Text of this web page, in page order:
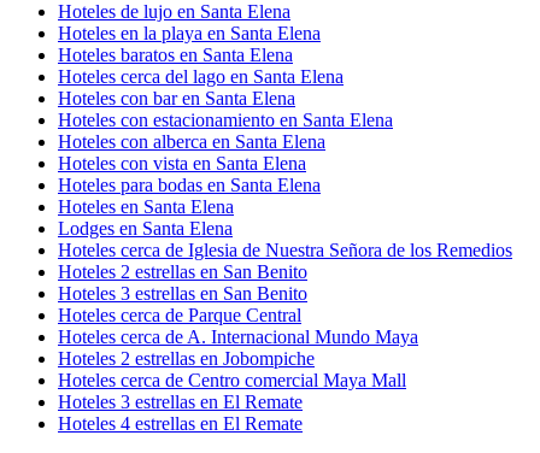
Hoteles de lujo en Santa Elena
Hoteles en la playa en Santa Elena
Hoteles baratos en Santa Elena
Hoteles cerca del lago en Santa Elena
Hoteles con bar en Santa Elena
Hoteles con estacionamiento en Santa Elena
Hoteles con alberca en Santa Elena
Hoteles con vista en Santa Elena
Hoteles para bodas en Santa Elena
Hoteles en Santa Elena
Lodges en Santa Elena
Hoteles cerca de Iglesia de Nuestra Señora de los Remedios
Hoteles 2 estrellas en San Benito
Hoteles 3 estrellas en San Benito
Hoteles cerca de Parque Central
Hoteles cerca de A. Internacional Mundo Maya
Hoteles 2 estrellas en Jobompiche
Hoteles cerca de Centro comercial Maya Mall
Hoteles 3 estrellas en El Remate
Hoteles 4 estrellas en El Remate